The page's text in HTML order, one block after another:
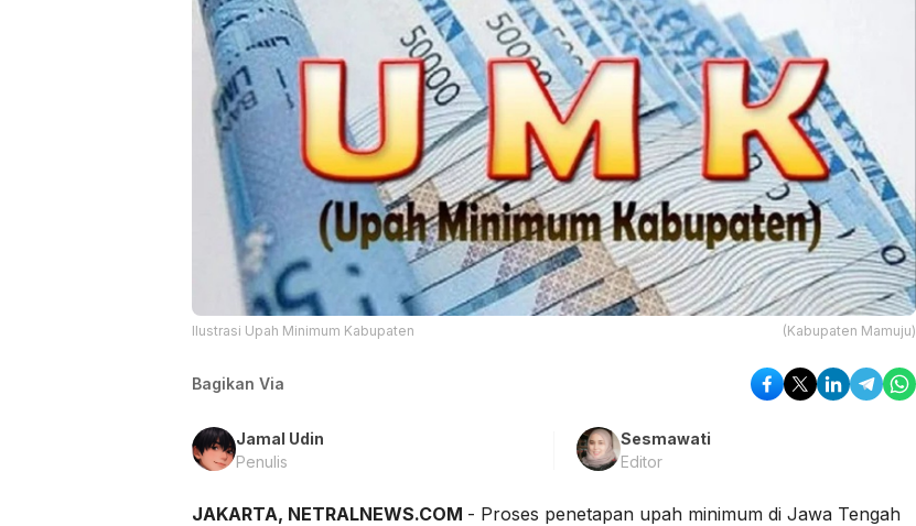
Ilustrasi Upah Minimum Kabupaten (Kabupaten Mamuju)
Bagikan Via
Jamal Udin
Penulis
Sesmawati
Editor
JAKARTA, NETRALNEWS.COM - Proses penetapan upah minimum di Jawa Tengah